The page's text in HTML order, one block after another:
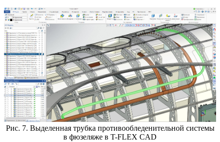
Рис. 7. Выделенная трубка противообледенительной системы
в фюзеляже в T-FLEX CAD